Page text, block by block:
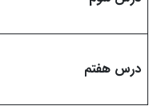
درس هفتم